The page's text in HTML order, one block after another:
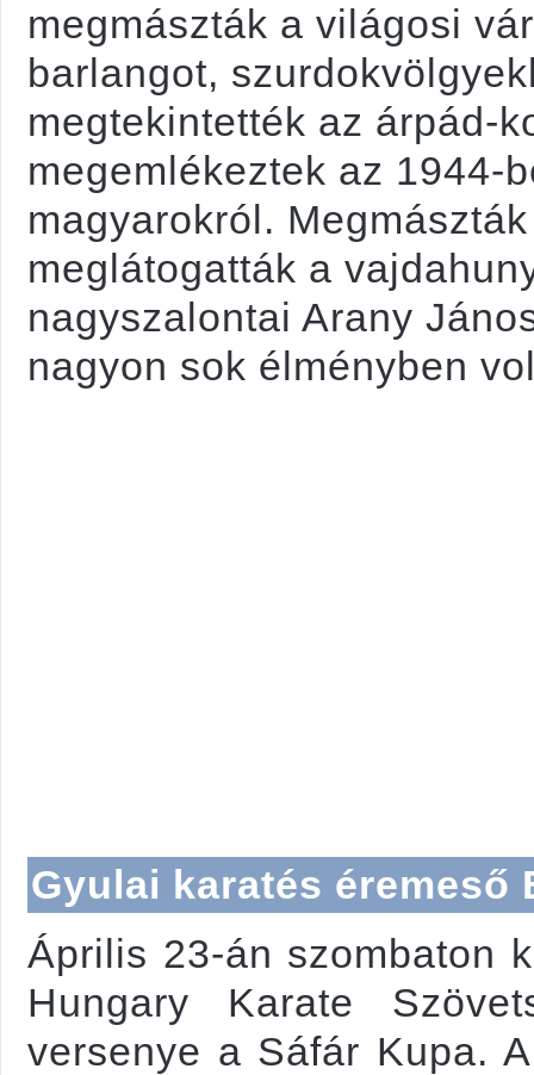
megmászták a világosi
barlangot,
megtekintették az árpád-
megemlékeztek az 1944-
magyarokról.
meglátogatták a
nagyszalontai Arany
nagyon sok élményben
Gyulai karatés éremeső
Április 23-án szombaton
Hungary Karate
versenye a Sáfár Kupa.